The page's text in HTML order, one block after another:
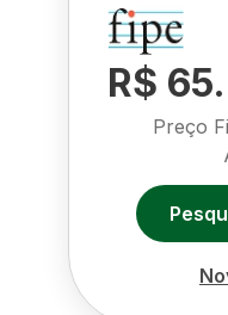
R$
Preço